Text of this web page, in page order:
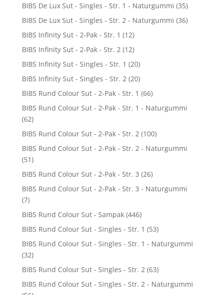
BIBS De Lux Sut - Singles - Str. 1 - Naturgummi (35)
BIBS De Lux Sut - Singles - Str. 2 - Naturgummi (36)
BIBS Infinity Sut - 2-Pak - Str. 1 (12)
BIBS Infinity Sut - 2-Pak - Str. 2 (12)
BIBS Infinity Sut - Singles - Str. 1 (20)
BIBS Infinity Sut - Singles - Str. 2 (20)
BIBS Rund Colour Sut - 2-Pak - Str. 1 (66)
BIBS Rund Colour Sut - 2-Pak - Str. 1 - Naturgummi
(62)
BIBS Rund Colour Sut - 2-Pak - Str. 2 (100)
BIBS Rund Colour Sut - 2-Pak - Str. 2 - Naturgummi
(51)
BIBS Rund Colour Sut - 2-Pak - Str. 3 (26)
BIBS Rund Colour Sut - 2-Pak - Str. 3 - Naturgummi
(7)
BIBS Rund Colour Sut - Sampak (446)
BIBS Rund Colour Sut - Singles - Str. 1 (53)
BIBS Rund Colour Sut - Singles - Str. 1 - Naturgummi
(32)
BIBS Rund Colour Sut - Singles - Str. 2 (63)
BIBS Rund Colour Sut - Singles - Str. 2 - Naturgummi